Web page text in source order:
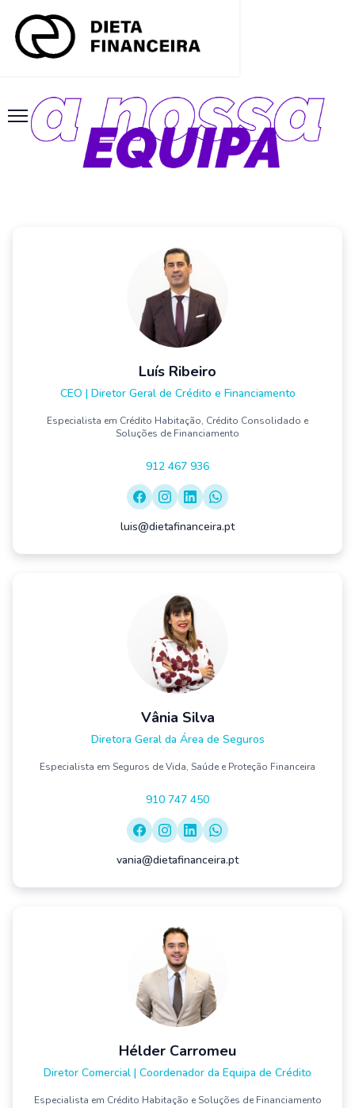
Luís Ribeiro
CEO | Diretor Geral de Crédito e Financiamento
Especialista em Crédito Habitação, Crédito Consolidado e
Soluções de Financiamento
912 467 936
luis@dietafinanceira.pt
Vânia Silva
Diretora Geral da Área de Seguros
Especialista em Seguros de Vida, Saúde e Proteção Financeira
910 747 450
vania@dietafinanceira.pt
Hélder Carromeu
Diretor Comercial | Coordenador da Equipa de Crédito
Especialista em Crédito Habitação e Soluções de Financiamento